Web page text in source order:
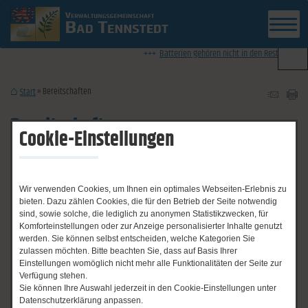
Cookie-Einstellungen
Wir verwenden Cookies, um Ihnen ein optimales Webseiten-Erlebnis zu
bieten. Dazu zählen Cookies, die für den Betrieb der Seite notwendig
sind, sowie solche, die lediglich zu anonymen Statistikzwecken, für
Komforteinstellungen oder zur Anzeige personalisierter Inhalte genutzt
werden. Sie können selbst entscheiden, welche Kategorien Sie
zulassen möchten. Bitte beachten Sie, dass auf Basis Ihrer
Einstellungen womöglich nicht mehr alle Funktionalitäten der Seite zur
Verfügung stehen.
Sie können Ihre Auswahl jederzeit in den Cookie-Einstellungen unter
Datenschutzerklärung anpassen.
News-Ticker
Batterien gehören nicht in den Restmüll -
Start Bereitschaften
Bereitschaften
Not- und Bereitschaftsdienste
Notrufe:
Polizei: 110
Feuer/ Rettungsdienst: 112